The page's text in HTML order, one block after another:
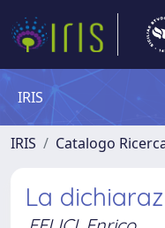
IRIS
IRIS Catalogo
La